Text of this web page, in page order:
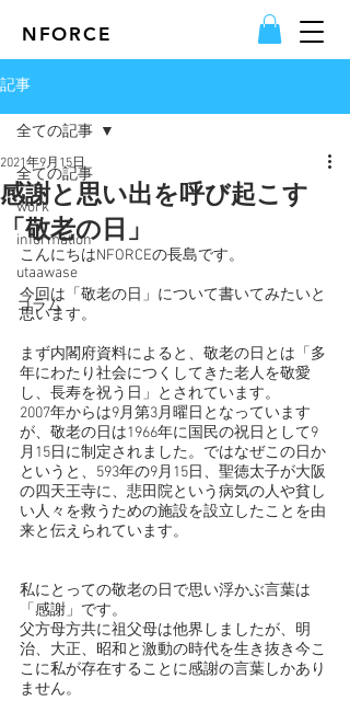
NFORCE
記事
全ての記事
work
information
utaawase
コラム
全ての記事
感謝と思い出を呼び起こす
「敬老の日」
2021年9月15日
こんにちはNFORCEの長島です。
今回は「敬老の日」について書いてみたいと
思います。
まず内閣府資料によると、敬老の日とは「多
年にわたり社会につくしてきた老人を敬愛
し、長寿を祝う日」とされています。
2007年からは9月第3月曜日となっています
が、敬老の日は1966年に国民の祝日として9
月15日に制定されました。ではなぜこの日か
というと、593年の9月15日、聖徳太子が大阪
の四天王寺に、悲田院という病気の人や貧し
い人々を救うための施設を設立したことを由
来と伝えられています。
私にとっての敬老の日で思い浮かぶ言葉は
「感謝」です。
父方母方共に祖父母は他界しましたが、明
治、大正、昭和と激動の時代を生き抜き今こ
こに私が存在することに感謝の言葉しかあり
ません。